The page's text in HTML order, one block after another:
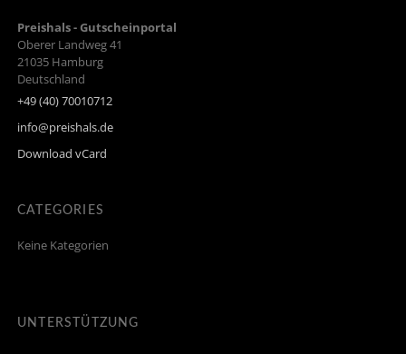
Preishals - Gutscheinportal
Oberer Landweg 41
21035 Hamburg
Deutschland
+49 (40) 70010712
info@preishals.de
Download vCard
CATEGORIES
Keine Kategorien
UNTERSTÜTZUNG